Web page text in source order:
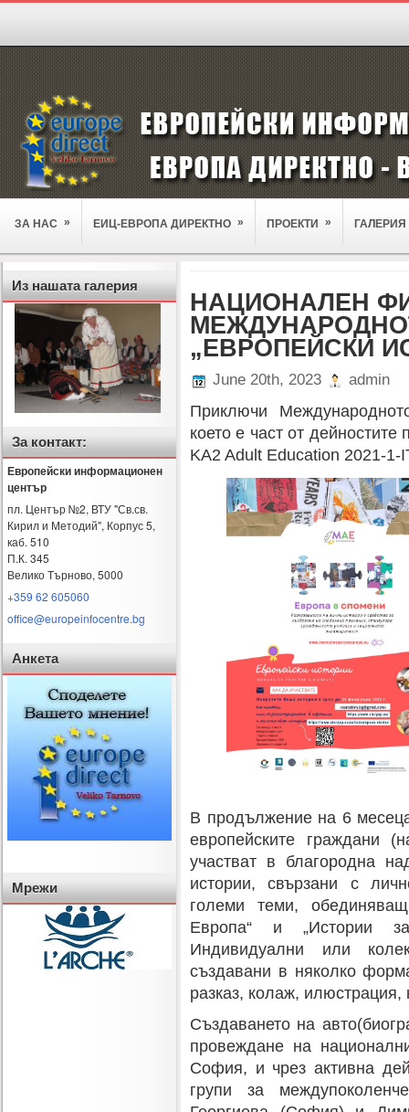
ЗА НАС » ЕИЦ-ЕВРОПА ДИРЕКТНО » ПРОЕКТИ » ГАЛЕРИЯ
Из нашата галерия
За контакт:
Европейски информационен
център
пл. Център №2, ВТУ "Св.св.
Кирил и Методий", Корпус 5,
каб. 510
П.К. 345
Велико Търново, 5000
+359 62 605060
office@europeinfocentre.bg
Анкета
Мрежи
НАЦИОНАЛЕН
„ЕВРОПЕЙСКИ
June 20th, 2023 admin
Приключи
което е част от дейностите
KA2 Adult Education 2021-
В продължение на 6
европейските граждани
участват в благородна
истории, свързани с
големи теми,
Европа“ и „Истории
Индивидуални или
създавани в няколко
разказ, колаж, илюстрация,
Създаването на
провеждане на
София, и чрез активна
групи за